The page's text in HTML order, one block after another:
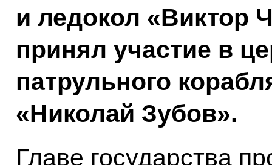
и ледокол «Виктор
принял участие в
патрульного
«Николай Зубов».
Главе государства